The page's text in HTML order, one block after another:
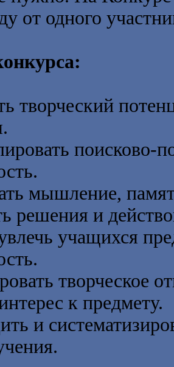
от одного
творческий
поисково-
мышление,
решения и
учащихся
творческое
к предмету.
и